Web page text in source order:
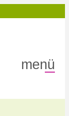
menü